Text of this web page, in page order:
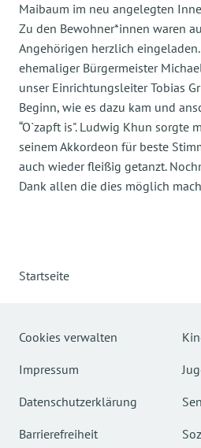
Maibaum im neu angelegten
Zu den Bewohner*innen waren
Angehörigen herzlich
ehemaliger Bürgermeister
unser Einrichtungsleiter Tobias
Beginn, wie es dazu kam und
“O`zapft is". Ludwig Khun sorgte
seinem Akkordeon für beste
auch wieder fleißig getanzt.
Dank allen die dies möglich
Startseite
Cookies verwalten
Impressum
Datenschutzerklärung
Barrierefreiheit